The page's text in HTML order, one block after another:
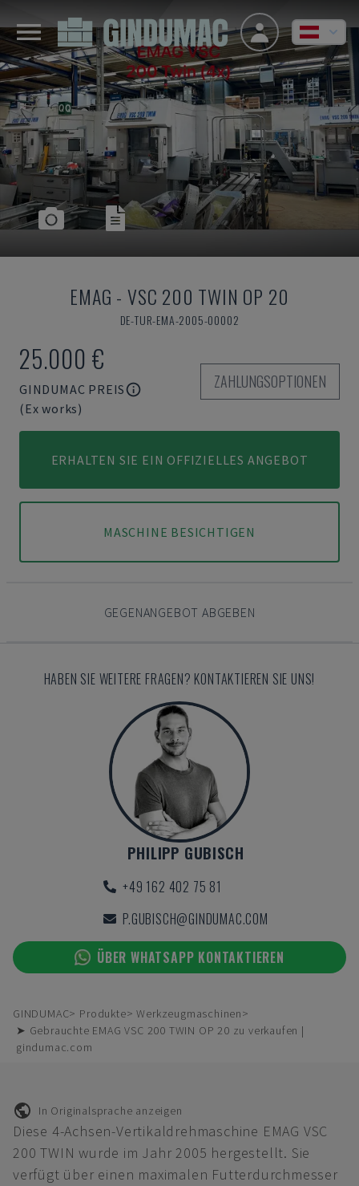
EMAG -VSC 200 TWIN OP 20
DE-TUR-EMA-2005-00002
25.000 €
GINDUMAC PREIS
(Ex works)
ZAHLUNGSOPTIONEN
ERHALTEN SIE EIN OFFIZIELLES ANGEBOT
MASCHINE BESICHTIGEN
GEGENANGEBOT ABGEBEN
HABEN SIE WEITERE FRAGEN? KONTAKTIEREN SIE UNS!
PHILIPP GUBISCH
+49 162 402 75 81
P.GUBISCH@GINDUMAC.COM
ÜBER WHATSAPP KONTAKTIEREN
GINDUMAC Produkte
Werkzeugmaschinen
➤ Gebrauchte EMAG VSC 200 TWIN OP 20 zu verkaufen |
gindumac.com
In Originalsprache anzeigen
Diese 4-Achsen-Vertikaldrehmaschine EMAG VSC
200 TWIN wurde im Jahr 2005 hergestellt. Sie
verfügt über einen maximalen Futterdurchmesser